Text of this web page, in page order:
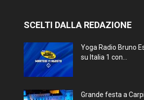
SCELTI DALLA REDAZIONE
Yoga Radio Bruno
su Italia 1 con...
Grande festa a